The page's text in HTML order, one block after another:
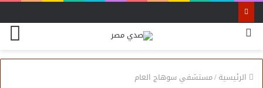
الرئيسية/مستشفي سوهاج العام